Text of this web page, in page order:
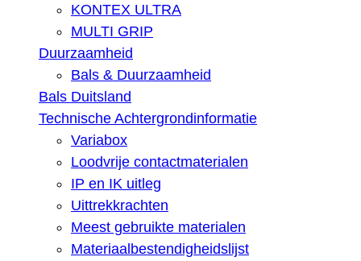
KONTEX ULTRA
MULTI GRIP
Duurzaamheid
Bals & Duurzaamheid
Bals Duitsland
Technische Achtergrondinformatie
Variabox
Loodvrije contactmaterialen
IP en IK uitleg
Uittrekkrachten
Meest gebruikte materialen
Materiaalbestendigheidslijst